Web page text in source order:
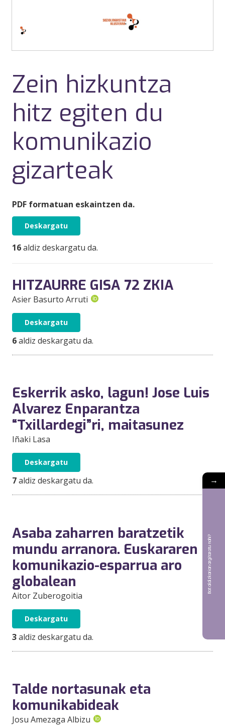
Zein hizkuntza
hitz egiten du
komunikazio
gizarteak
PDF formatuan eskaintzen da.
Deskargatu
16aldiz deskargatu da.
HITZAURRE GISA 72 ZKIA
Asier Basurto Arruti
Deskargatu
6aldiz deskargatu da.
Eskerrik asko, lagun! Jose Luis
Alvarez Enparantza
“Txillardegi”ri, maitasunez
Iñaki Lasa
Deskargatu
7aldiz deskargatu da.
Asaba zaharren baratzetik
mundu arranora. Euskararen
komunikazio-esparrua aro
globalean
Aitor Zuberogoitia
Deskargatu
3aldiz deskargatu da.
Talde nortasunak eta
komunikabideak
Josu Amezaga Albizu
→
Bat aldizkarian argitaratu nahi?